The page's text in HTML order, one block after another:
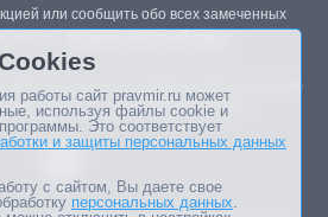
или сообщить обо всех замеченных
сайта в печатных изданиях (книгах, прессе)
письменного разрешения редакции.
работы сайт pravmir.ru может
используя файлы cookie и
Это соответствует
и защиты персональных данных
с сайтом, Вы даете свое
персональных данных.